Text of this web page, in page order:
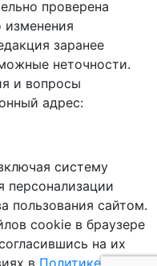
проверена
изменения
заранее
неточности.
и вопросы
адрес:
систему
персонализации
пользования сайтом.
cookie в браузере
на их
в Политике в